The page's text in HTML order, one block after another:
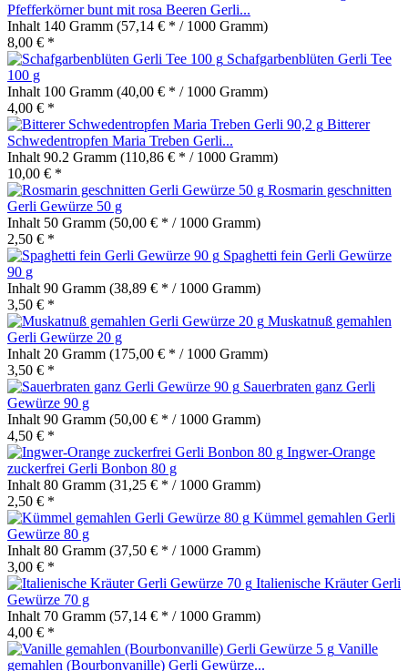
Pfefferkörner bunt mit rosa Beeren Gerli...
Inhalt 140 Gramm (57,14 € * / 1000 Gramm)
8,00 € *
Schafgarbenblüten Gerli Tee
100 g
Inhalt 100 Gramm (40,00 € * / 1000 Gramm)
4,00 € *
Bitterer
Schwedentropfen Maria Treben Gerli...
Inhalt 90.2 Gramm (110,86 € * / 1000 Gramm)
10,00 € *
Rosmarin geschnitten
Gerli Gewürze 50 g
Inhalt 50 Gramm (50,00 € * / 1000 Gramm)
2,50 € *
Spaghetti fein Gerli Gewürze
90 g
Inhalt 90 Gramm (38,89 € * / 1000 Gramm)
3,50 € *
Muskatnuß gemahlen
Gerli Gewürze 20 g
Inhalt 20 Gramm (175,00 € * / 1000 Gramm)
3,50 € *
Sauerbraten ganz Gerli
Gewürze 90 g
Inhalt 90 Gramm (50,00 € * / 1000 Gramm)
4,50 € *
Ingwer-Orange
zuckerfrei Gerli Bonbon 80 g
Inhalt 80 Gramm (31,25 € * / 1000 Gramm)
2,50 € *
Kümmel gemahlen Gerli
Gewürze 80 g
Inhalt 80 Gramm (37,50 € * / 1000 Gramm)
3,00 € *
Italienische Kräuter Gerli
Gewürze 70 g
Inhalt 70 Gramm (57,14 € * / 1000 Gramm)
4,00 € *
Vanille
gemahlen (Bourbonvanille) Gerli Gewürze...